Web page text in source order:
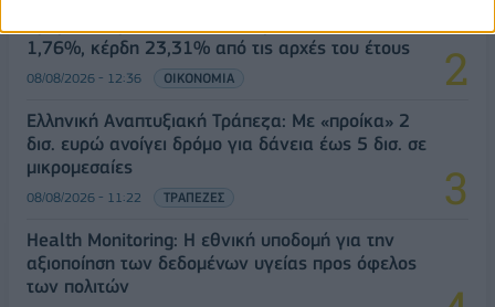
1,76%, κέρδη 23,31% από τις αρχές του έτους
08/08/2026 - 12:36 ΟΙΚΟΝΟΜΙΑ
Ελληνική Αναπτυξιακή Τράπεζα: Με «προίκα» 2
δισ. ευρώ ανοίγει δρόμο για δάνεια έως 5 δισ. σε
μικρομεσαίες
08/08/2026 - 11:22 ΤΡΑΠΕΖΕΣ
Health Monitoring: Η εθνική υποδομή για την
αξιοποίηση των δεδομένων υγείας προς όφελος
των πολιτών